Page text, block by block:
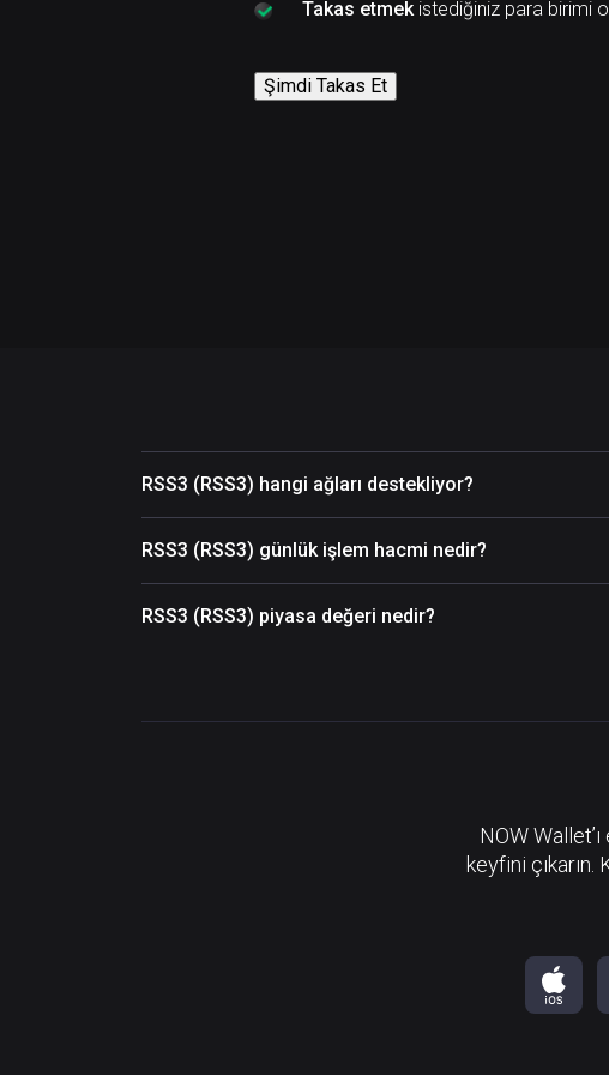
Takas etmekistediğiniz para birimi
Şimdi Takas Et
RSS3 (RSS3) hangi ağları destekliyor?
RSS3 (RSS3) günlük işlem hacmi nedir?
RSS3 (RSS3) piyasa değeri nedir?
NOW
keyfini çıkarın.